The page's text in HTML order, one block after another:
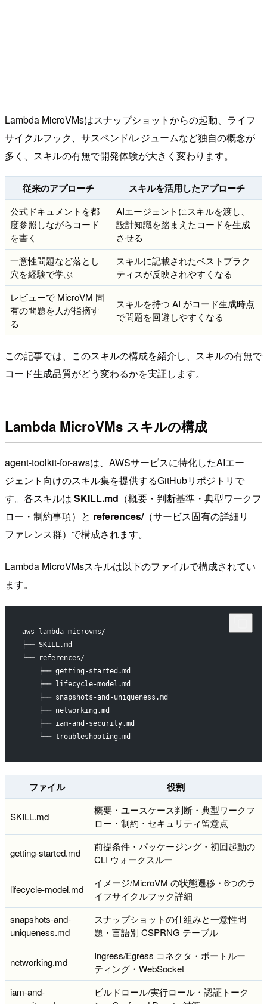
Lambda MicroVMsはスナップショットからの起動、ライフ
サイクルフック、サスペンド/レジュームなど独自の概念が
多く、スキルの有無で開発体験が大きく変わります。
従来のアプローチ スキルを活用したアプローチ
公式ドキュメントを都
度参照しながらコード
を書く
AIエージェントにスキルを渡し、
設計知識を踏まえたコードを生成
させる
一意性問題など落とし
穴を経験で学ぶ
スキルに記載されたベストプラク
ティスが反映されやすくなる
レビューで MicroVM 固
有の問題を人が指摘す
る
スキルを持つ AI がコード生成時点
で問題を回避しやすくなる
この記事では、このスキルの構成を紹介し、スキルの有無で
コード生成品質がどう変わるかを実証します。
Lambda MicroVMs スキルの構成
agent-toolkit-for-awsは、AWSサービスに特化したAIエー
ジェント向けのスキル集を提供するGitHubリポジトリで
す。各スキルは SKILL.md （概要・判断基準・典型ワークフ
ロー・制約事項）と references/（サービス固有の詳細リ
ファレンス群）で構成されます。
Lambda MicroVMsスキルは以下のファイルで構成されてい
ます。
aws-lambda-microvms/
├── SKILL.md
└── references/
    ├── getting-started.md
    ├── lifecycle-model.md
    ├── snapshots-and-uniqueness.md
    ├── networking.md
    ├── iam-and-security.md
    └── troubleshooting.md
ファイル 役割
SKILL.md
概要・ユースケース判断・典型ワークフ
ロー・制約・セキュリティ留意点
getting-started.md
前提条件・パッケージング・初回起動の
CLI ウォークスルー
lifecycle-model.md
イメージ/MicroVM の状態遷移・6つのラ
イフサイクルフック詳細
snapshots-and-
uniqueness.md
スナップショットの仕組みと一意性問
題・言語別 CSPRNG テーブル
networking.md
Ingress/Egress コネクタ・ポートルー
ティング・WebSocket
iam-and-
ビルドロール/実行ロール・認証トーク